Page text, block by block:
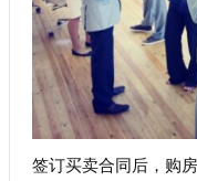
签订买卖合同后，购